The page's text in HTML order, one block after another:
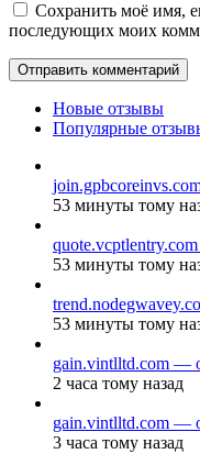
Сохранить моё имя,
последующих моих
Новые отзывы
Популярные
53 минуты тому
53 минуты тому
53 минуты тому
gain.vintlltd.com —
2 часа тому назад
gain.vintlltd.com —
3 часа тому назад